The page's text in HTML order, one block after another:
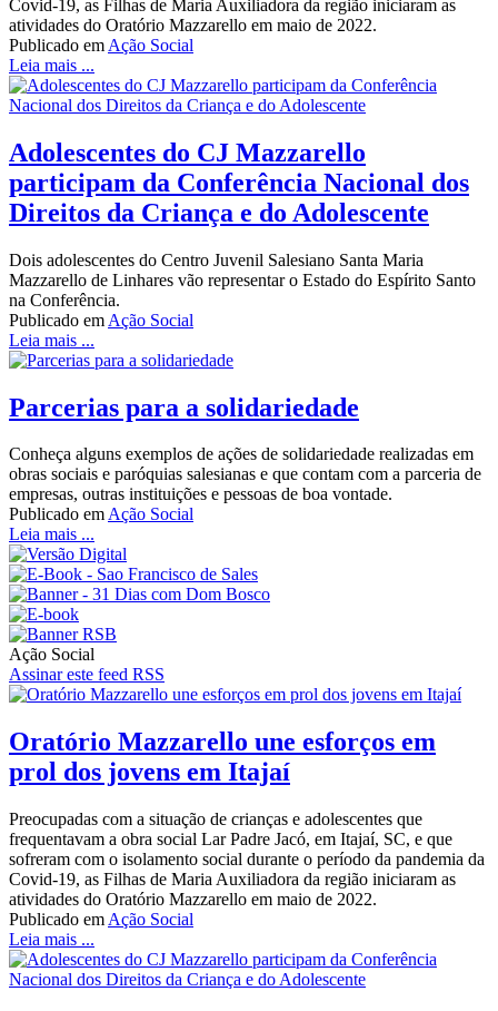
Covid-19, as Filhas de Maria Auxiliadora da região iniciaram as
atividades do Oratório Mazzarello em maio de 2022.
Publicado em Ação Social
Leia mais ...
‍Adolescentes do CJ Mazzarello
participam da Conferência Nacional dos
Direitos da Criança e do Adolescente
Dois adolescentes do Centro Juvenil Salesiano Santa Maria
Mazzarello de Linhares vão representar o Estado do Espírito Santo
na Conferência.
Publicado em Ação Social
Leia mais ...
Parcerias para a solidariedade
Conheça alguns exemplos de ações de solidariedade realizadas em
obras sociais e paróquias salesianas e que contam com a parceria de
empresas, outras instituições e pessoas de boa vontade.
Publicado emAção Social
Leia mais ...
Ação Social
Assinar este feed RSS
Oratório Mazzarello une esforços em
prol dos jovens em Itajaí
Preocupadas com a situação de crianças e adolescentes que
frequentavam a obra social Lar Padre Jacó, em Itajaí, SC, e que
sofreram com o isolamento social durante o período da pandemia da
Covid-19, as Filhas de Maria Auxiliadora da região iniciaram as
atividades do Oratório Mazzarello em maio de 2022.
Publicado em Ação Social
Leia mais ...